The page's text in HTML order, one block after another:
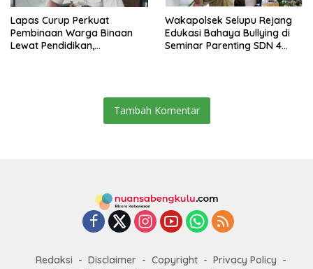
Lapas Curup Perkuat
Pembinaan Warga Binaan
Lewat Pendidikan,
Wakapolsek Selupu Rejang
Edukasi Bahaya Bullying di
Seminar Parenting SDN 4
Tambah Komentar
Redaksi Disclaimer Copyright
Privacy Policy